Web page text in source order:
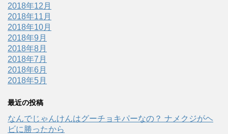
2018年12月
2018年11月
2018年10月
2018年9月
2018年8月
2018年7月
2018年6月
2018年5月
最近の投稿
なんでじゃんけんはグーチョキパーなの？ ナメクジがヘ
ビに勝ったから